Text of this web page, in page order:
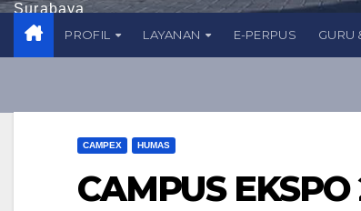
Surabaya
PROFIL LAYANAN E-PERPUS GURU
CAMPEX HUMAS
CAMPUS